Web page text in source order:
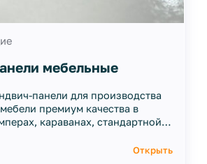
мебельные
панели для производства
премиум качества в
караванах, стандартной
Открыть